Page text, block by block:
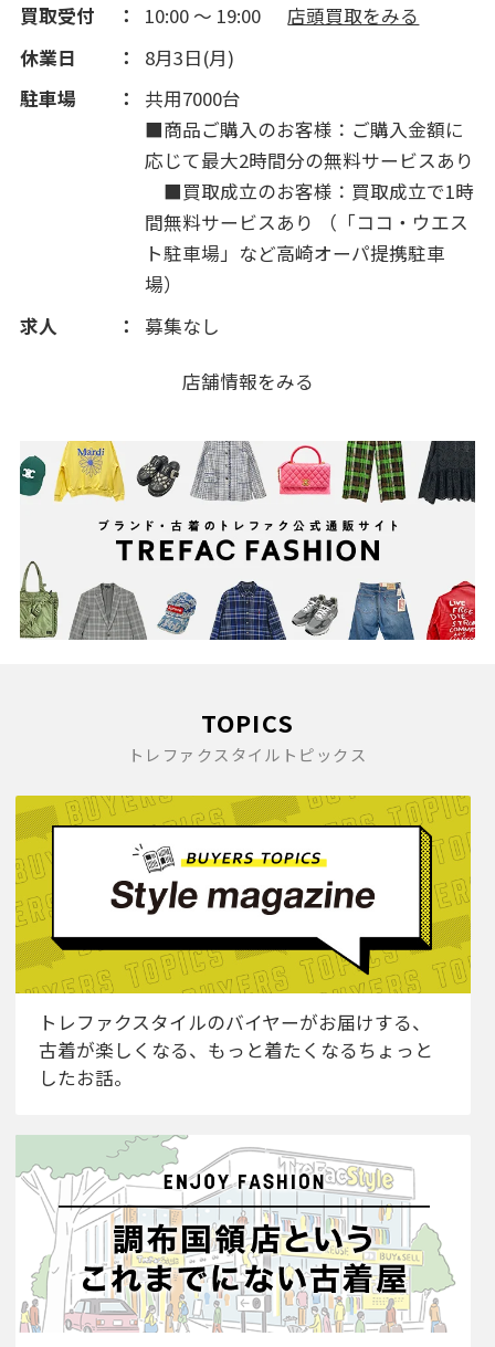
買取受付
10:00 ～ 19:00
店頭買取をみる
休業日
8月3日(月)
駐車場
共用7000台
■商品ご購入のお客様：ご購入金額に
応じて最大2時間分の無料サービスあり
■買取成立のお客様：買取成立で1時
間無料サービスあり （「ココ・ウエス
ト駐車場」など高崎オーパ提携駐車
場）
求人
募集なし
店舗情報をみる
TOPICS
トレファクスタイルトピックス
トレファクスタイルのバイヤーがお届けする、
古着が楽しくなる、もっと着たくなるちょっと
したお話。